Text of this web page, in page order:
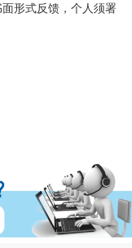
形式反馈，个人须署